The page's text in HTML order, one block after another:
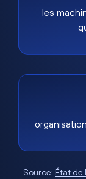
les
Source: État de